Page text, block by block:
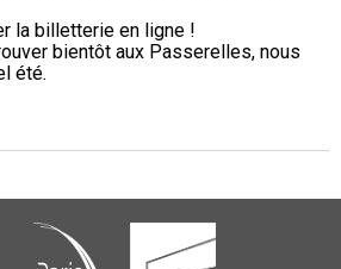
la billetterie en ligne !
bientôt aux Passerelles, nous
été.